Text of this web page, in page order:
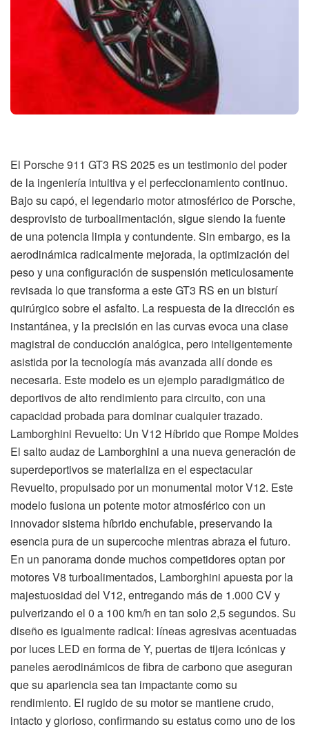
El Porsche 911 GT3 RS 2025 es un testimonio del poder
de la ingeniería intuitiva y el perfeccionamiento continuo.
Bajo su capó, el legendario motor atmosférico de Porsche,
desprovisto de turboalimentación, sigue siendo la fuente
de una potencia limpia y contundente. Sin embargo, es la
aerodinámica radicalmente mejorada, la optimización del
peso y una configuración de suspensión meticulosamente
revisada lo que transforma a este GT3 RS en un bisturí
quirúrgico sobre el asfalto. La respuesta de la dirección es
instantánea, y la precisión en las curvas evoca una clase
magistral de conducción analógica, pero inteligentemente
asistida por la tecnología más avanzada allí donde es
necesaria. Este modelo es un ejemplo paradigmático de
deportivos de alto rendimiento para circuito, con una
capacidad probada para dominar cualquier trazado.
Lamborghini Revuelto: Un V12 Híbrido que Rompe Moldes
El salto audaz de Lamborghini a una nueva generación de
superdeportivos se materializa en el espectacular
Revuelto, propulsado por un monumental motor V12. Este
modelo fusiona un potente motor atmosférico con un
innovador sistema híbrido enchufable, preservando la
esencia pura de un supercoche mientras abraza el futuro.
En un panorama donde muchos competidores optan por
motores V8 turboalimentados, Lamborghini apuesta por la
majestuosidad del V12, entregando más de 1.000 CV y
pulverizando el 0 a 100 km/h en tan solo 2,5 segundos. Su
diseño es igualmente radical: líneas agresivas acentuadas
por luces LED en forma de Y, puertas de tijera icónicas y
paneles aerodinámicos de fibra de carbono que aseguran
que su apariencia sea tan impactante como su
rendimiento. El rugido de su motor se mantiene crudo,
intacto y glorioso, confirmando su estatus como uno de los